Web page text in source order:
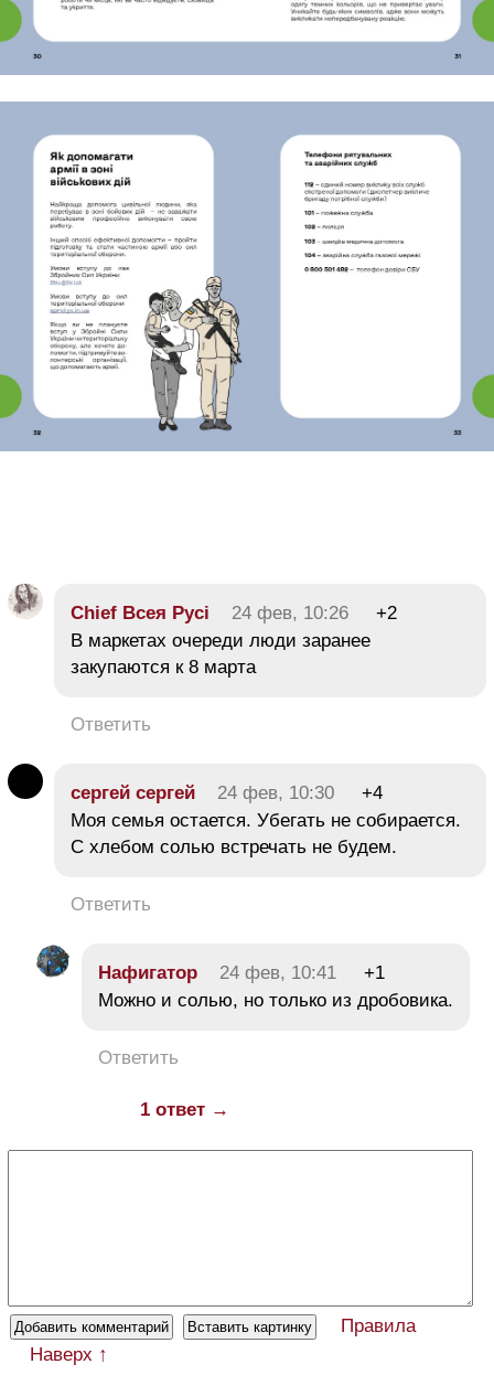
Chief Всея Русі 24 фев, 10:26
+2
В маркетах очереди люди заранее
закупаются к 8 марта
Ответить
сергей сергей 24 фев, 10:30
+4
Моя семья остается. Убегать не собирается.
С хлебом солью встречать не будем.
Ответить
Нафигатор 24 фев, 10:41
+1
Можно и солью, но только из дробовика.
Ответить
1 ответ →
Правила
Наверх ↑